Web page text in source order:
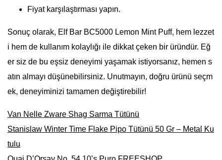
Fiyat karşılaştırması yapın.
Sonuç olarak, Elf Bar BC5000 Lemon Mint Puff, hem lezzet
i hem de kullanım kolaylığı ile dikkat çeken bir üründür. Eğ
er siz de bu eşsiz deneyimi yaşamak istiyorsanız, hemen s
atın almayı düşünebilirsiniz. Unutmayın, doğru ürünü seçm
ek, deneyiminizi tamamen değiştirebilir!
Van Nelle Zware Shag Sarma Tütünü
Stanislaw Winter Time Flake Pipo Tütünü 50 Gr – Metal Ku
tulu